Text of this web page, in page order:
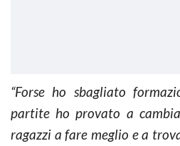
“Forse ho sbagliato
partite ho provato a
ragazzi a fare meglio e a